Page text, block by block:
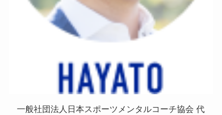
一般社団法人日本スポーツメンタルコーチ協会 代